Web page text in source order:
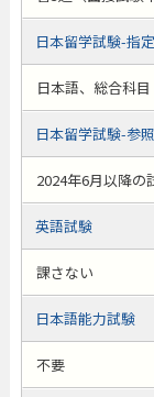
日本留学試験-指
日本語、総合科目
日本留学試験-参
2024年6月以降の
英語試験
課さない
日本語能力試験
不要